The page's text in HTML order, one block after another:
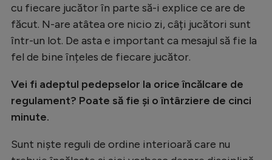
cu fiecare jucător în parte să-i explice ce are de
făcut. N-are atâtea ore nicio zi, câți jucători sunt
într-un lot. De asta e important ca mesajul să fie la
fel de bine înțeles de fiecare jucător.
Vei fi adeptul pedepselor la orice încălcare de
regulament? Poate să fie și o întârziere de cinci
minute.
Sunt niște reguli de ordine interioară care nu